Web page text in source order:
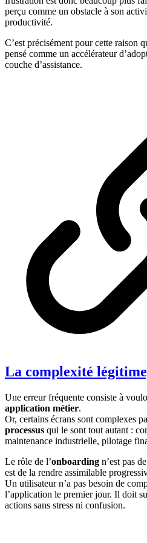
perçu comme un obstacle à son
productivité.
C’est précisément pour cette raison
pensé comme un accélérateur
couche d’assistance.
La complexité
Une erreur fréquente consiste à
application métier.
Or, certains écrans sont complexes
processus qui le sont tout autant :
maintenance industrielle, pilotage
Le rôle de l’onboarding n’est pas
est de la rendre assimilable
Un utilisateur n’a pas besoin de
l’application le premier jour. Il doit
actions sans stress ni confusion.